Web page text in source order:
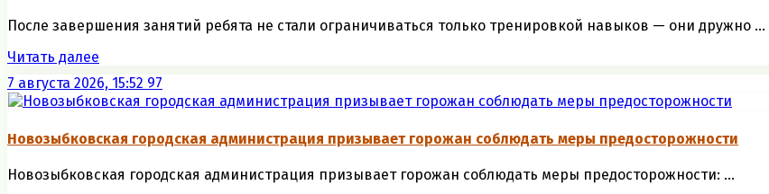
После завершения занятий ребята не стали ограничиваться только тренировкой навыков — они дружно ...
Читать далее
7 августа 2026, 15:52 97
Новозыбковская городская администрация призывает горожан соблюдать меры предосторожности
Новозыбковская городская администрация призывает горожан соблюдать меры предосторожности: ...